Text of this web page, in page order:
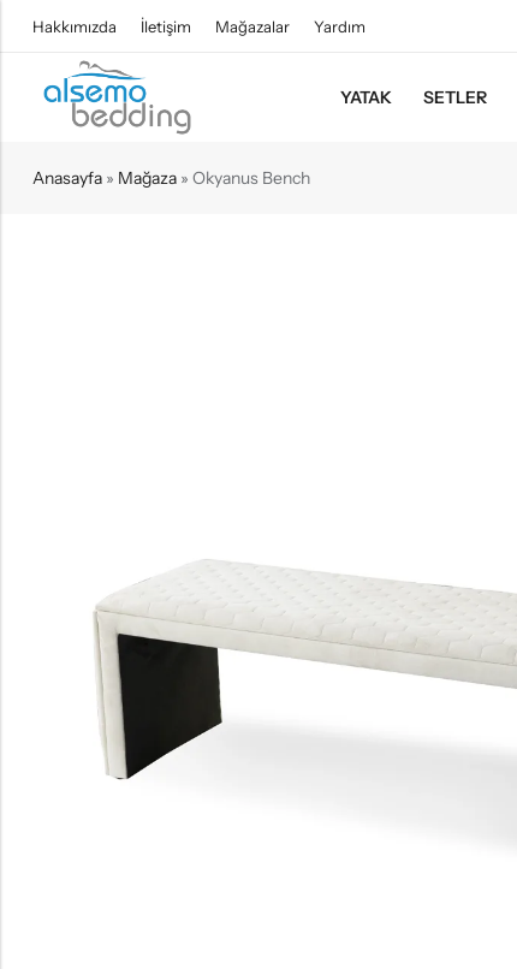
Hakkımızda İletişim Mağazalar Yardım
YATAK SETLER
Anasayfa » Mağaza » Okyanus Bench